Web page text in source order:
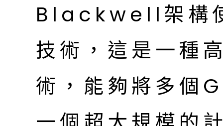
Blackwell架構
技術，這是一種
術，能夠將多個